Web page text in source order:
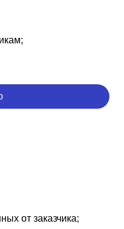
от заказчика;